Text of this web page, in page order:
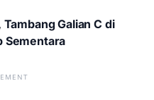
Galian C di
Sementara